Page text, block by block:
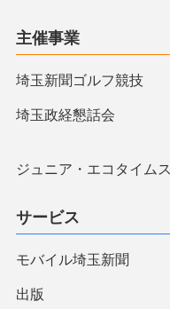
主催事業
埼玉新聞ゴルフ競技
埼玉政経懇話会
ジュニア・エコタイムス
サービス
モバイル埼玉新聞
出版